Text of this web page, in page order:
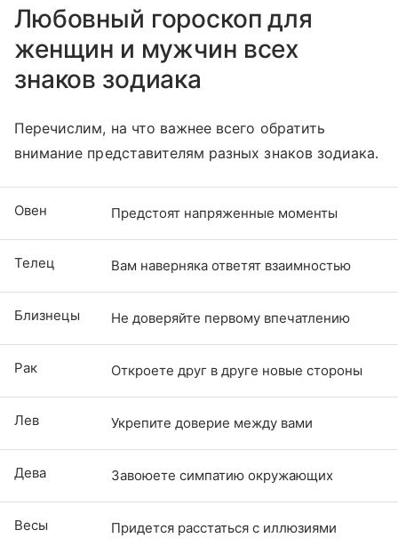
Любовный гороскоп для
женщин и мужчин всех
знаков зодиака
Перечислим, на что важнее всего обратить
внимание представителям разных знаков зодиака.
Овен Предстоят напряженные моменты
Телец Вам наверняка ответят взаимностью
Близнецы Не доверяйте первому впечатлению
Рак Откроете друг в друге новые стороны
Лев Укрепите доверие между вами
Дева Завоюете симпатию окружающих
Весы Придется расстаться с иллюзиями